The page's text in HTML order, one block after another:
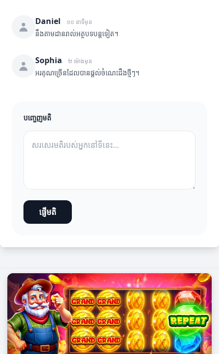
Daniel ១០ នាទីមុន
នឹងតាមដានរាល់អត្ថបទបន្តទៀត។
Sophia ២ ម៉ោងមុន
អរគុណច្រើនដែលបានផ្តល់ចំណេះដឹងថ្មីៗ។
បញ្ចេញមតិ
ផ្ញើមតិ